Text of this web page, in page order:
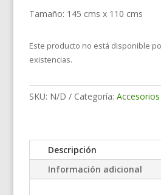
Tamaño: 145 cms x 110 cms
Este producto no está disponible
existencias.
SKU: N/D Categoría:
Descripción
Información adicional